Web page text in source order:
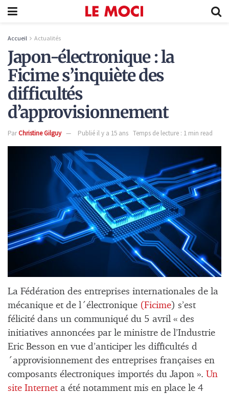
Accueil Actualités
Japon-électronique : la
Ficime s’inquiète des
difficultés
d’approvisionnement
ParChristine Gilguy Publié il y a 15 ans Temps de lecture : 1 min read
La Fédération des entreprises internationales de la
mécanique et de l´électronique (Ficime) s’est
félicité dans un communiqué du 5 avril « des
initiatives annoncées par le ministre de l’Industrie
Eric Besson en vue d’anticiper les difficultés d
´approvisionnement des entreprises françaises en
composants électroniques importés du Japon ». Un
site Internet a été notamment mis en place le 4